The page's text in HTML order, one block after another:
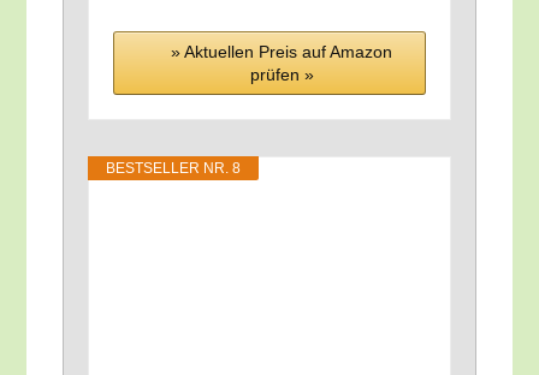
» Aktu­el­len Preis auf Ama­zon
prü­fen »
BEST­SEL­LER NR. 8